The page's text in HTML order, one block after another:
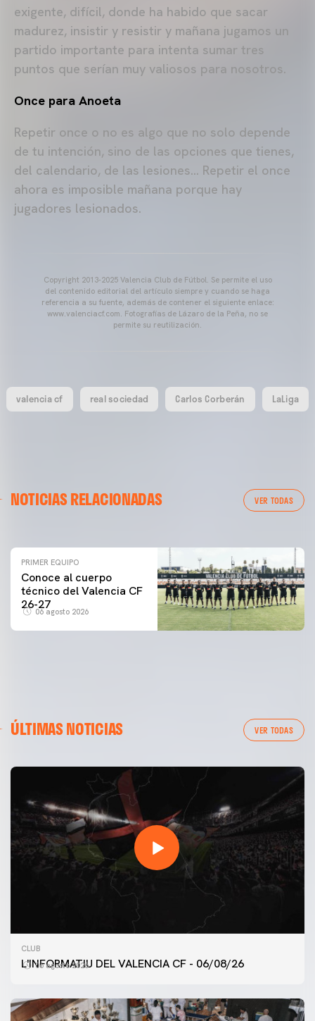
exigente, difícil, donde ha habido que sacar
madurez, insistir y resistir y mañana jugamos un
partido importante para intenta sumar tres
puntos que serían muy valiosos para nosotros.
Once para Anoeta
Repetir once o no es algo que no solo depende
de tu intención, sino de las opciones que tienes,
del calendario, de las lesiones… Repetir el once
ahora es imposible mañana porque hay
jugadores lesionados.
Copyright 2013-2025 Valencia Club de Fútbol. Se permite el uso
del contenido editorial del artículo siempre y cuando se haga
referencia a su fuente, además de contener el siguiente enlace:
www.valenciacf.com. Fotografías de Lázaro de la Peña, no se
permite su reutilización.
valencia cf real sociedad Carlos Corberán LaLiga
NOTICIAS RELACIONADAS VER TODAS
ENTRENAMIENTO DEL VALENCIA CF 6/8/2026
PRIMER EQUIPO
Conoce al cuerpo
técnico del Valencia CF
26-27
06 agosto 2026
ÚLTIMAS NOTICIAS VER TODAS
CLUB
L'INFORMATIU DEL VALENCIA CF - 06/08/26
06 agosto 2026